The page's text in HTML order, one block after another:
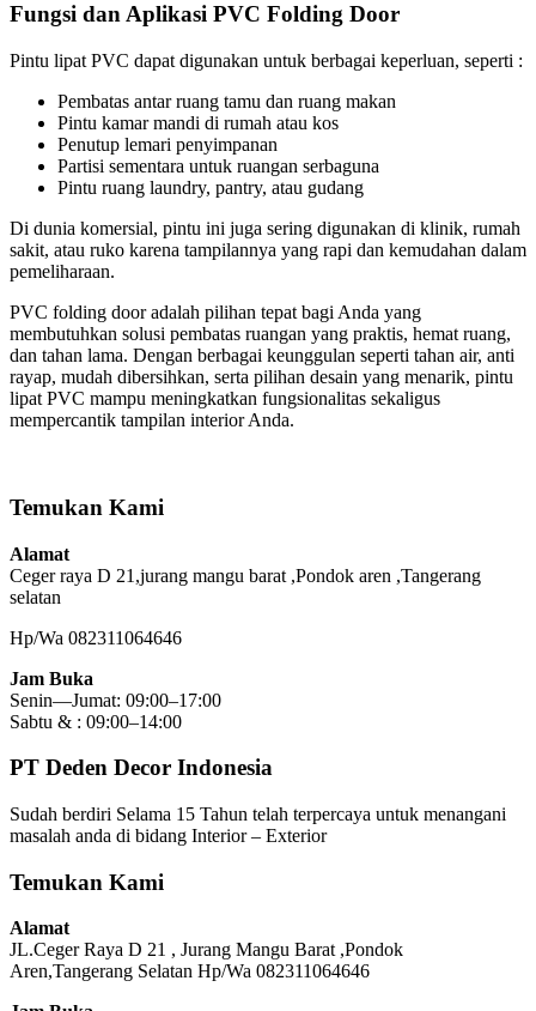
Fungsi dan Aplikasi PVC Folding Door
Pintu lipat PVC dapat digunakan untuk berbagai keperluan, seperti :
Pembatas antar ruang tamu dan ruang makan
Pintu kamar mandi di rumah atau kos
Penutup lemari penyimpanan
Partisi sementara untuk ruangan serbaguna
Pintu ruang laundry, pantry, atau gudang
Di dunia komersial, pintu ini juga sering digunakan di klinik, rumah
sakit, atau ruko karena tampilannya yang rapi dan kemudahan dalam
pemeliharaan.
PVC folding door adalah pilihan tepat bagi Anda yang
membutuhkan solusi pembatas ruangan yang praktis, hemat ruang,
dan tahan lama. Dengan berbagai keunggulan seperti tahan air, anti
rayap, mudah dibersihkan, serta pilihan desain yang menarik, pintu
lipat PVC mampu meningkatkan fungsionalitas sekaligus
mempercantik tampilan interior Anda.
Temukan Kami
Alamat
Ceger raya D 21,jurang mangu barat ,Pondok aren ,Tangerang
selatan
Hp/Wa 082311064646
Jam Buka
Senin—Jumat: 09:00–17:00
Sabtu & : 09:00–14:00
PT Deden Decor Indonesia
Sudah berdiri Selama 15 Tahun telah terpercaya untuk menangani
masalah anda di bidang Interior – Exterior
Temukan Kami
Alamat
JL.Ceger Raya D 21 , Jurang Mangu Barat ,Pondok
Aren,Tangerang Selatan Hp/Wa 082311064646